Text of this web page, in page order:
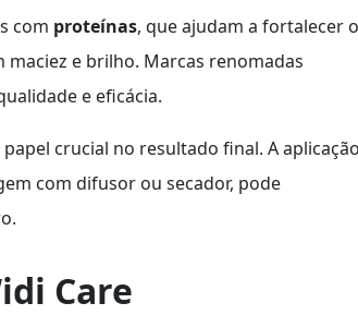
com proteínas, que ajudam a fortalecer
maciez e brilho. Marcas renomadas
e eficácia.
crucial no resultado final. A
com difusor ou secador, pode
Care